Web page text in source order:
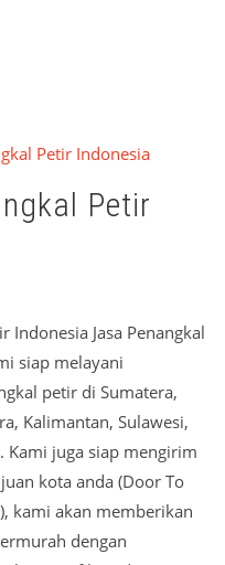
Indonesia Jasa Penangkal
siap melayani
petir di Sumatera,
Kalimantan, Sulawesi,
Kami juga siap mengirim
kota anda (Door To
kami akan memberikan
dengan